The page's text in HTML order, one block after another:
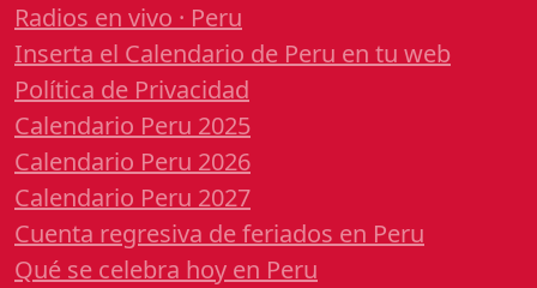
Radios en vivo · Peru
Inserta el Calendario de Peru en tu web
Política de Privacidad
Calendario Peru 2025
Calendario Peru 2026
Calendario Peru 2027
Cuenta regresiva de feriados en Peru
Qué se celebra hoy en Peru